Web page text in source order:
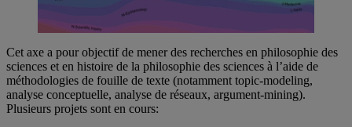
Cet axe a pour objectif de mener des recherches en philosophie des
sciences et en histoire de la philosophie des sciences à l’aide de
méthodologies de fouille de texte (notamment topic-modeling,
analyse conceptuelle, analyse de réseaux, argument-mining).
Plusieurs projets sont en cours: